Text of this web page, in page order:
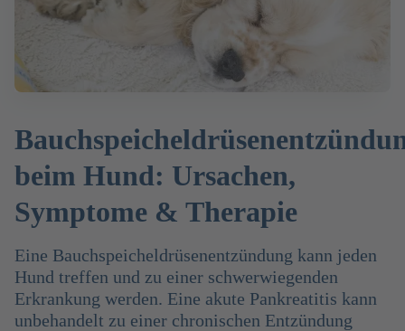
beim Hund: Ursachen,
Symptome & Therapie
Eine Bauchspeicheldrüsenentzündung kann jeden
Hund treffen und zu einer schwerwiegenden
Erkrankung werden. Eine akute Pankreatitis kann
unbehandelt zu einer chronischen Entzündung